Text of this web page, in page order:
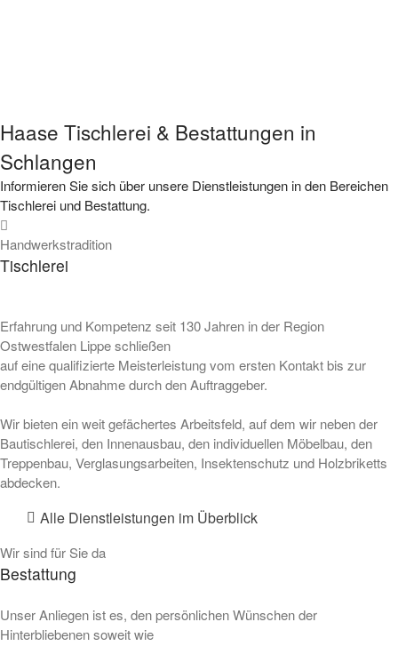
Haase Tischlerei & Bestattungen in
Schlangen
Informieren Sie sich über unsere Dienstleistungen in den Bereichen
Tischlerei und Bestattung.
Handwerkstradition
Tischlerei
Erfahrung und Kompetenz seit 130 Jahren in der Region
Ostwestfalen Lippe schließen
auf eine qualifizierte Meisterleistung vom ersten Kontakt bis zur
endgültigen Abnahme durch den Auftraggeber.
Wir bieten ein weit gefächertes Arbeitsfeld, auf dem wir neben der
Bautischlerei, den Innenausbau, den individuellen Möbelbau, den
Treppenbau, Verglasungsarbeiten, Insektenschutz und Holzbriketts
abdecken.
Alle Dienstleistungen im Überblick
Wir sind für Sie da
Bestattung
Unser Anliegen ist es, den persönlichen Wünschen der
Hinterbliebenen soweit wie